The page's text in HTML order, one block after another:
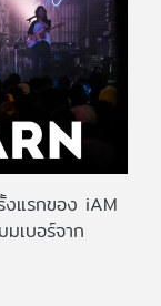
งแรกของ iAM
มเบอร์จาก